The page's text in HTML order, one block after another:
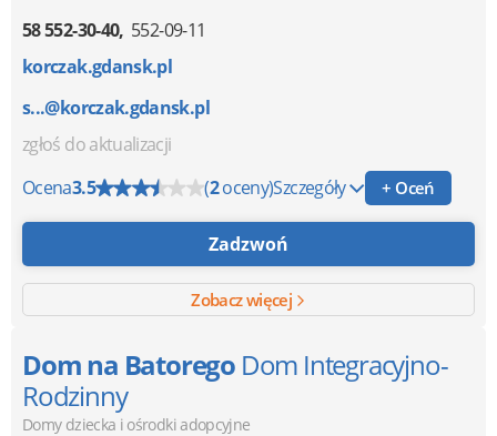
58 552-30-40 552-09-11
korczak.gdansk.pl
s...@korczak.gdansk.pl
zgłoś do aktualizacji
Ocena3.5 (2oceny)Szczegóły + Oceń
Zadzwoń
Zobacz więcej
Dom na Batorego Dom Integracyjno-
Rodzinny
Domy dziecka i ośrodki adopcyjne